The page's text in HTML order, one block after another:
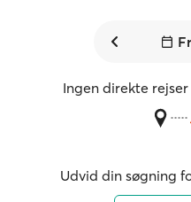
Ingen direkte
Udvid din søgning